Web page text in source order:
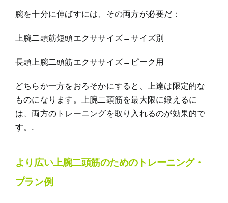
腕を十分に伸ばすには、その両方が必要だ：
上腕二頭筋短頭エクササイズ→サイズ別
長頭上腕二頭筋エクササイズ→ピーク用
どちらか一方をおろそかにすると、上達は限定的な
ものになります。上腕二頭筋を最大限に鍛えるに
は、両方のトレーニングを取り入れるのが効果的で
す。.
より広い上腕二頭筋のためのトレーニング・
プラン例